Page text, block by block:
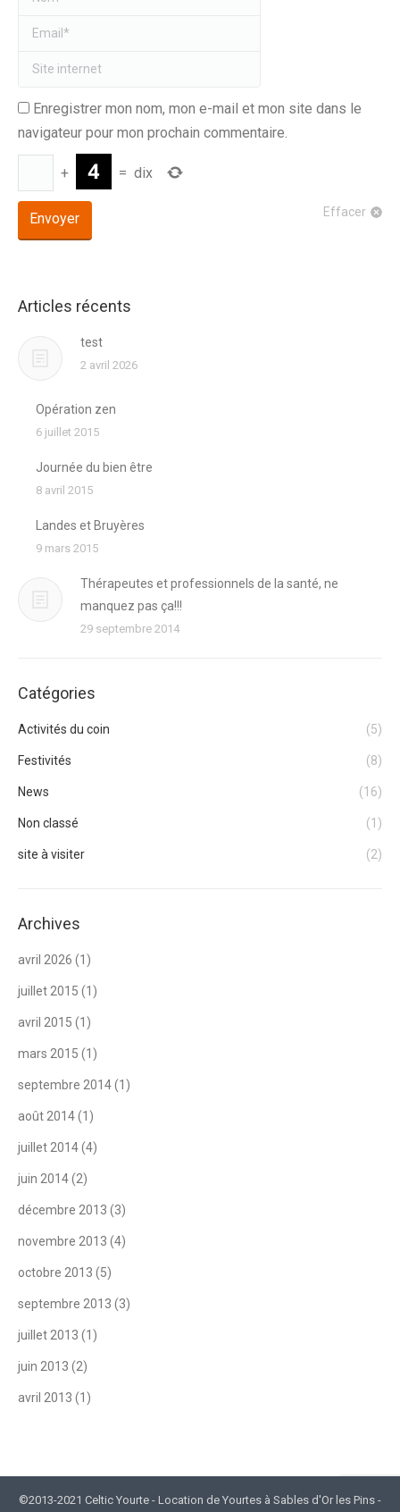
Email *
Site internet
Enregistrer mon nom, mon e-mail et mon site dans le
navigateur pour mon prochain commentaire.
+ = dix
Effacer
Envoyer
Articles récents
test
2 avril 2026
Opération zen
6 juillet 2015
Journée du bien être
8 avril 2015
Landes et Bruyères
9 mars 2015
Thérapeutes et professionnels de la santé, ne
manquez pas ça!!!
29 septembre 2014
Catégories
Activités du coin (5)
Festivités (8)
News (16)
Non classé (1)
site à visiter (2)
Archives
avril 2026 (1)
juillet 2015 (1)
avril 2015 (1)
mars 2015 (1)
septembre 2014(1)
août 2014(1)
juillet 2014(4)
juin 2014(2)
décembre 2013 (3)
novembre 2013 (4)
octobre 2013 (5)
septembre 2013 (3)
juillet 2013 (1)
juin 2013 (2)
avril 2013 (1)
©2013-2021 Celtic Yourte - Location de Yourtes à Sables d'Or les Pins -